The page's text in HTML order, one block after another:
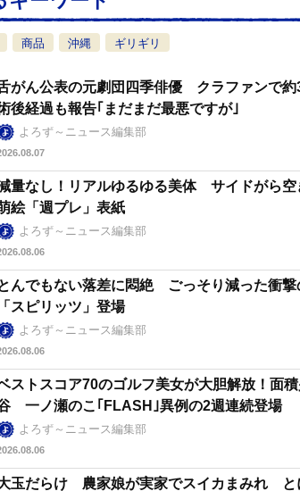
商品 沖縄 ギリギリ
がん公表の元劇団四季俳優 クラファンで
後経過も報告｢まだまだ最悪ですが｣
よろず～ニュース編集部
量なし！リアルゆるゆる美体 サイドがら空
絵「週プレ」表紙
よろず～ニュース編集部
んでもない落差に悶絶 ごっそり減った衝
「スピリッツ」登場
よろず～ニュース編集部
ストスコア70のゴルフ美女が大胆解放！面
一ノ瀬のこ｢FLASH｣異例の2週連続登場
よろず～ニュース編集部
玉だらけ 農家娘が実家でスイカまみれ と